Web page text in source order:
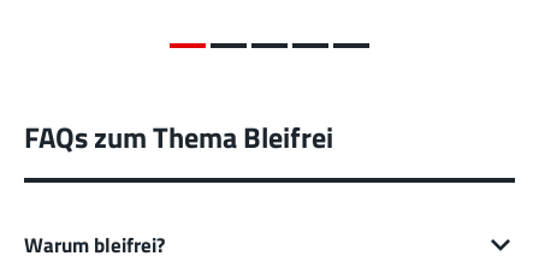
FAQs zum Thema Bleifrei
Warum bleifrei?